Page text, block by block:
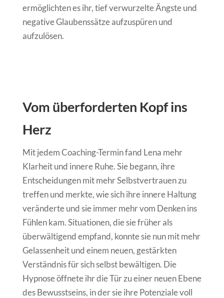
ermöglichten es ihr, tief verwurzelte Ängste und
negative Glaubenssätze aufzuspüren und
aufzulösen.
Vom überforderten Kopf ins
Herz
Mit jedem Coaching-Termin fand Lena mehr
Klarheit und innere Ruhe. Sie begann, ihre
Entscheidungen mit mehr Selbstvertrauen zu
treffen und merkte, wie sich ihre innere Haltung
veränderte und sie immer mehr vom Denken ins
Fühlen kam. Situationen, die sie früher als
überwältigend empfand, konnte sie nun mit mehr
Gelassenheit und einem neuen, gestärkten
Verständnis für sich selbst bewältigen. Die
Hypnose öffnete ihr die Tür zu einer neuen Ebene
des Bewusstseins, in der sie ihre Potenziale voll